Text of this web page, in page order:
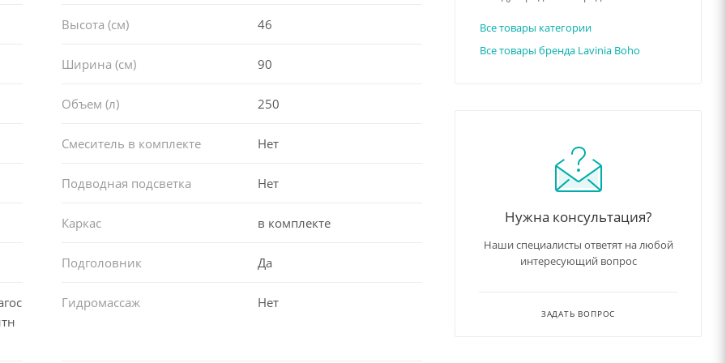
коллекциями керамики Lavinia Boho.
с монтажным набором, который выдерживает максимальную
периметру.
плоскими лицевыми и торцевыми экранами, гидро-, аэро-
до потребителя. Все ванны имеют защитное покрытие в
Высота (см) 46
Ширина (см) 90
Объем (л) 250
Смеситель в комплекте Нет
Подводная подсветка Нет
Каркас в комплекте
Подголовник Да
Гидромассаж Нет
Все товары категории
Все товары бренда Lavinia Boho
Нужна консультация?
Наши специалисты ответят на любой
интересующий вопрос
ЗАДАТЬ ВОПРОС